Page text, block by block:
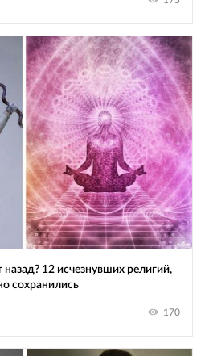
назад? 12 исчезнувших религий,
сохранились
170